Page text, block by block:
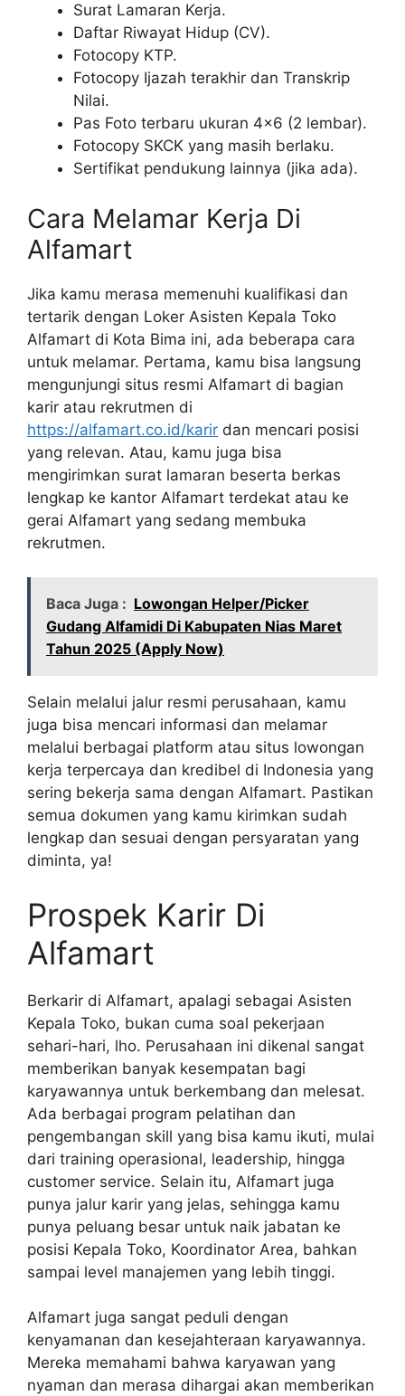
Surat Lamaran Kerja.
Daftar Riwayat Hidup (CV).
Fotocopy KTP.
Fotocopy Ijazah terakhir dan Transkrip
Nilai.
Pas Foto terbaru ukuran 4×6 (2 lembar).
Fotocopy SKCK yang masih berlaku.
Sertifikat pendukung lainnya (jika ada).
Cara Melamar Kerja Di
Alfamart
Jika kamu merasa memenuhi kualifikasi dan
tertarik dengan Loker Asisten Kepala Toko
Alfamart di Kota Bima ini, ada beberapa cara
untuk melamar. Pertama, kamu bisa langsung
mengunjungi situs resmi Alfamart di bagian
karir atau rekrutmen di
https://alfamart.co.id/karir dan mencari posisi
yang relevan. Atau, kamu juga bisa
mengirimkan surat lamaran beserta berkas
lengkap ke kantor Alfamart terdekat atau ke
gerai Alfamart yang sedang membuka
rekrutmen.
Baca Juga : Lowongan Helper/Picker
Gudang Alfamidi Di Kabupaten Nias Maret
Tahun 2025 (Apply Now)
Selain melalui jalur resmi perusahaan, kamu
juga bisa mencari informasi dan melamar
melalui berbagai platform atau situs lowongan
kerja terpercaya dan kredibel di Indonesia yang
sering bekerja sama dengan Alfamart. Pastikan
semua dokumen yang kamu kirimkan sudah
lengkap dan sesuai dengan persyaratan yang
diminta, ya!
Prospek Karir Di
Alfamart
Berkarir di Alfamart, apalagi sebagai Asisten
Kepala Toko, bukan cuma soal pekerjaan
sehari-hari, lho. Perusahaan ini dikenal sangat
memberikan banyak kesempatan bagi
karyawannya untuk berkembang dan melesat.
Ada berbagai program pelatihan dan
pengembangan skill yang bisa kamu ikuti, mulai
dari training operasional, leadership, hingga
customer service. Selain itu, Alfamart juga
punya jalur karir yang jelas, sehingga kamu
punya peluang besar untuk naik jabatan ke
posisi Kepala Toko, Koordinator Area, bahkan
sampai level manajemen yang lebih tinggi.
Alfamart juga sangat peduli dengan
kenyamanan dan kesejahteraan karyawannya.
Mereka memahami bahwa karyawan yang
nyaman dan merasa dihargai akan memberikan